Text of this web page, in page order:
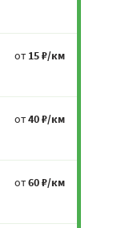
от 15 ₽/км
от40 ₽/км
от60 ₽/км